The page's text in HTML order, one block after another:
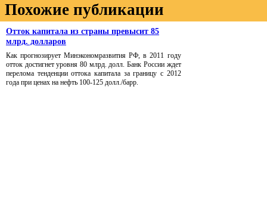
Похожие публикации
Отток капитала из страны превысит 85
млрд. долларов
Как прогнозирует Минэкономразвития РФ, в 2011 году
отток достигнет уровня 80 млрд. долл. Банк России ждет
перелома тенденции оттока капитала за границу с 2012
года при ценах на нефть 100-125 долл./барр.